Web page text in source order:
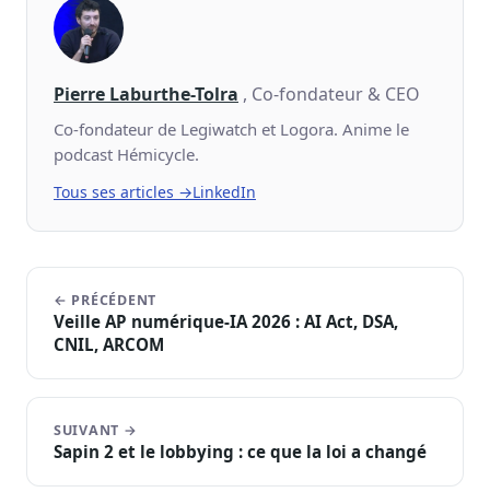
Pierre Laburthe-Tolra , Co-fondateur & CEO
Co-fondateur de Legiwatch et Logora. Anime le
podcast Hémicycle.
Tous ses articles →LinkedIn
← PRÉCÉDENT
Veille AP numérique-IA 2026 : AI Act, DSA,
CNIL, ARCOM
SUIVANT →
Sapin 2 et le lobbying : ce que la loi a changé